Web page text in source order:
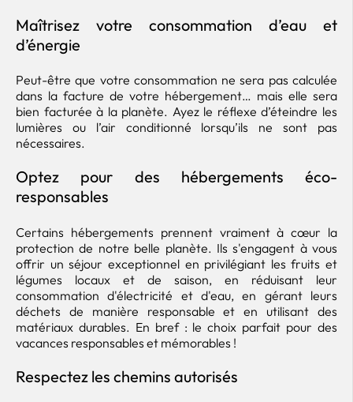
Maîtrisez votre consommation d’eau et
d’énergie
Peut-être que votre consommation ne sera pas calculée
dans la facture de votre hébergement… mais elle sera
bien facturée à la planète. Ayez le réflexe d’éteindre les
lumières ou l’air conditionné lorsqu’ils ne sont pas
nécessaires.
Optez pour des hébergements éco-
responsables
Certains hébergements prennent vraiment à cœur la
protection de notre belle planète. Ils s'engagent à vous
offrir un séjour exceptionnel en privilégiant les fruits et
légumes locaux et de saison, en réduisant leur
consommation d'électricité et d'eau, en gérant leurs
déchets de manière responsable et en utilisant des
matériaux durables. En bref : le choix parfait pour des
vacances responsables et mémorables !
Respectez les chemins autorisés